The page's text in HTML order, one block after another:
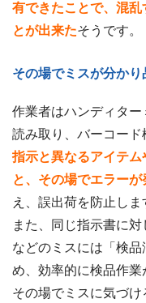
有できたことで、混乱
とが出来たそうです。
その場でミスが分か
作業者はハンディタ
読み取り、バーコード
指示と異なるアイテ
と、その場でエラーが
え、誤出荷を防止しま
また、同じ指示書に
などのミスには「検
め、効率的に検品作業
その場でミスに気づけ